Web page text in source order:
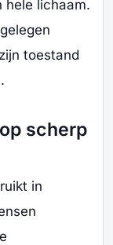
hele lichaam.
toestand
scherp
in